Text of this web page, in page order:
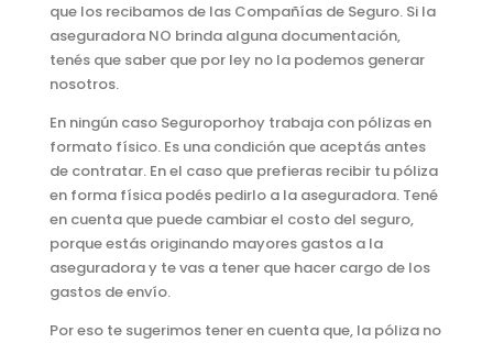
que los recibamos de las Compañías de Seguro. Si la
aseguradora NO brinda alguna documentación,
tenés que saber que por ley no la podemos generar
nosotros.
En ningún caso Seguroporhoy trabaja con pólizas en
formato físico. Es una condición que aceptás antes
de contratar. En el caso que prefieras recibir tu póliza
en forma física podés pedirlo a la aseguradora. Tené
en cuenta que puede cambiar el costo del seguro,
porque estás originando mayores gastos a la
aseguradora y te vas a tener que hacer cargo de los
gastos de envío.
Por eso te sugerimos tener en cuenta que, la póliza no